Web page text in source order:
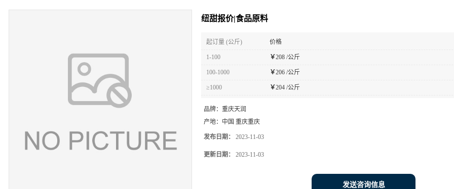
纽甜报价|食品原料
起订量 (公斤) 价格
1-100 ￥208 /公斤
100-1000 ￥206 /公斤
≥1000 ￥204 /公斤
品牌： 重庆天润
产地： 中国 重庆重庆
发布日期： 2023-11-03
更新日期： 2023-11-03
发送咨询信息